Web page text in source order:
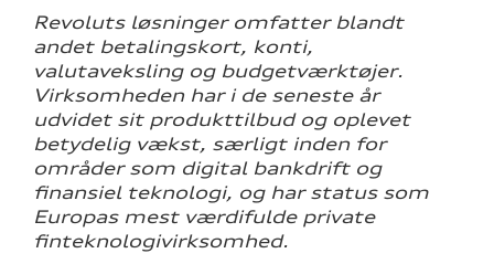
Revoluts løsninger omfatter blandt
andet betalingskort, konti,
valutaveksling og budgetværktøjer.
Virksomheden har i de seneste år
udvidet sit produkttilbud og oplevet
betydelig vækst, særligt inden for
områder som digital bankdrift og
finansiel teknologi, og har status som
Europas mest værdifulde private
finteknologivirksomhed.